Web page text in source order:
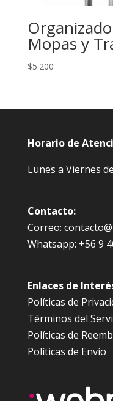
Mopas y
$5.200
Horario de
Lunes a Viernes
Contacto:
Correo:
Whatsapp: +56 9
Enlaces de
Políticas de
Términos del
Políticas de
Políticas de Envío